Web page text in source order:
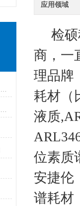
应用领域
检硕
商，一
理品牌
耗材（
液质
位素质
安捷伦
谱耗材